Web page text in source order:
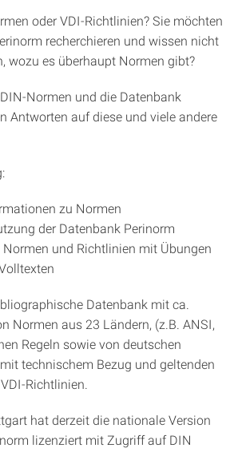
oder VDI-Richtlinien? Sie möchten
recherchieren und wissen nicht
wozu es überhaupt Normen gibt?
Normen und die Datenbank
Antworten auf diese und viele andere
zu Normen
der Datenbank Perinorm
Normen und Richtlinien mit Übungen
Datenbank mit ca.
Normen aus 23 Ländern, (z.B. ANSI,
Regeln sowie von deutschen
technischem Bezug und geltenden
Richtlinien.
hat derzeit die nationale Version
lizenziert mit Zugriff auf DIN